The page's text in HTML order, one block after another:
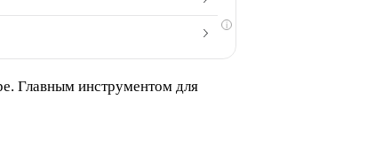
i
Главным инструментом для